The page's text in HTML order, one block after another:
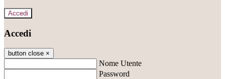
Accedi
Accedi
button close ×
Nome Utente
Password